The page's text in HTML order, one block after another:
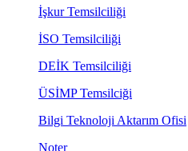
İşkur Temsilciliği
İSO Temsilciliği
DEİK Temsilciliği
ÜSİMP Temsilciği
Bilgi Teknoloji Aktarım Ofisi
Noter